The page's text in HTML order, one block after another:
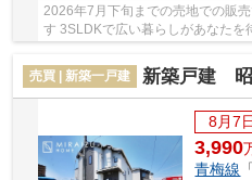
2026年7月下旬までの売地での販
す 3SLDKで広い暮らしがあなたを
売買 | 新築一戸建
新築戸建
8月7
3,990
青梅線